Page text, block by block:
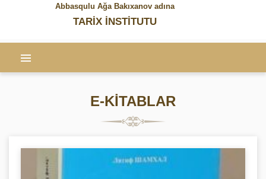
Abbasqulu Ağa Bakıxanov adına
TARİX İNSTİTUTU
E-KİTABLAR